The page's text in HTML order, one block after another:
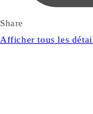
Share
Afficher tous les